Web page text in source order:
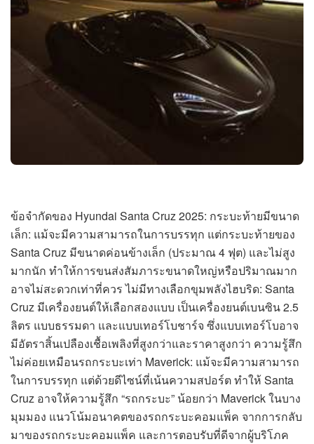
ข้อจำกัดของ Hyundai Santa Cruz 2025: กระบะท้ายมีขนาด
เล็ก: แม้จะมีความสามารถในการบรรทุก แต่กระบะท้ายของ
Santa Cruz มีขนาดค่อนข้างเล็ก (ประมาณ 4 ฟุต) และไม่สูง
มากนัก ทำให้การขนส่งสัมภาระขนาดใหญ่หรือปริมาณมาก
อาจไม่สะดวกเท่าที่ควร ไม่มีทางเลือกขุมพลังไฮบริด: Santa
Cruz มีเครื่องยนต์ให้เลือกสองแบบ เป็นเครื่องยนต์เบนซิน 2.5
ลิตร แบบธรรมดา และแบบเทอร์โบชาร์จ ซึ่งแบบเทอร์โบอาจ
มีอัตราสิ้นเปลืองเชื้อเพลิงที่สูงกว่าและราคาสูงกว่า ความรู้สึก
ไม่ค่อยเหมือนรถกระบะเท่า Maverick: แม้จะมีความสามารถ
ในการบรรทุก แต่ด้วยดีไซน์ที่เน้นความสปอร์ต ทำให้ Santa
Cruz อาจให้ความรู้สึก “รถกระบะ” น้อยกว่า Maverick ในบาง
มุมมอง แนวโน้มอนาคตของรถกระบะคอมแพ็ค จากการกลับ
มาของรถกระบะคอมแพ็ค และการตอบรับที่ดีจากผู้บริโภค